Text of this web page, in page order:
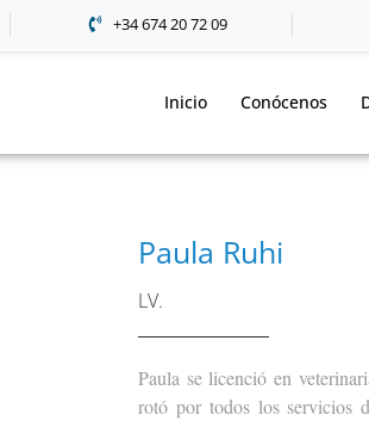
+34 674 20 72 09
Inicio Conócenos
Paula Ruhi
LV.
Paula se licenció en
rotó por todos los servicios